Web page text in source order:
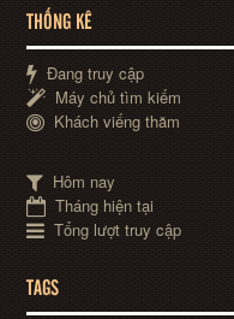
THỐNG KÊ
Đang truy cập
Máy chủ tìm kiếm
Khách viếng thăm
Hôm nay
Tháng hiện tại
Tổng lượt truy cập
TAGS